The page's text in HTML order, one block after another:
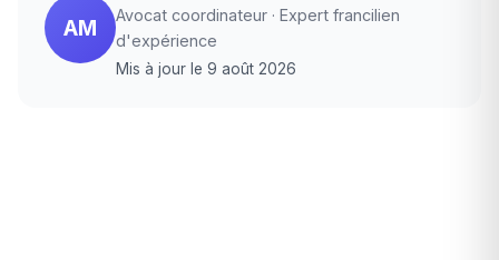
AM
Avocat coordinateur · Expert francilien
d'expérience
Mis à jour le 9 août 2026